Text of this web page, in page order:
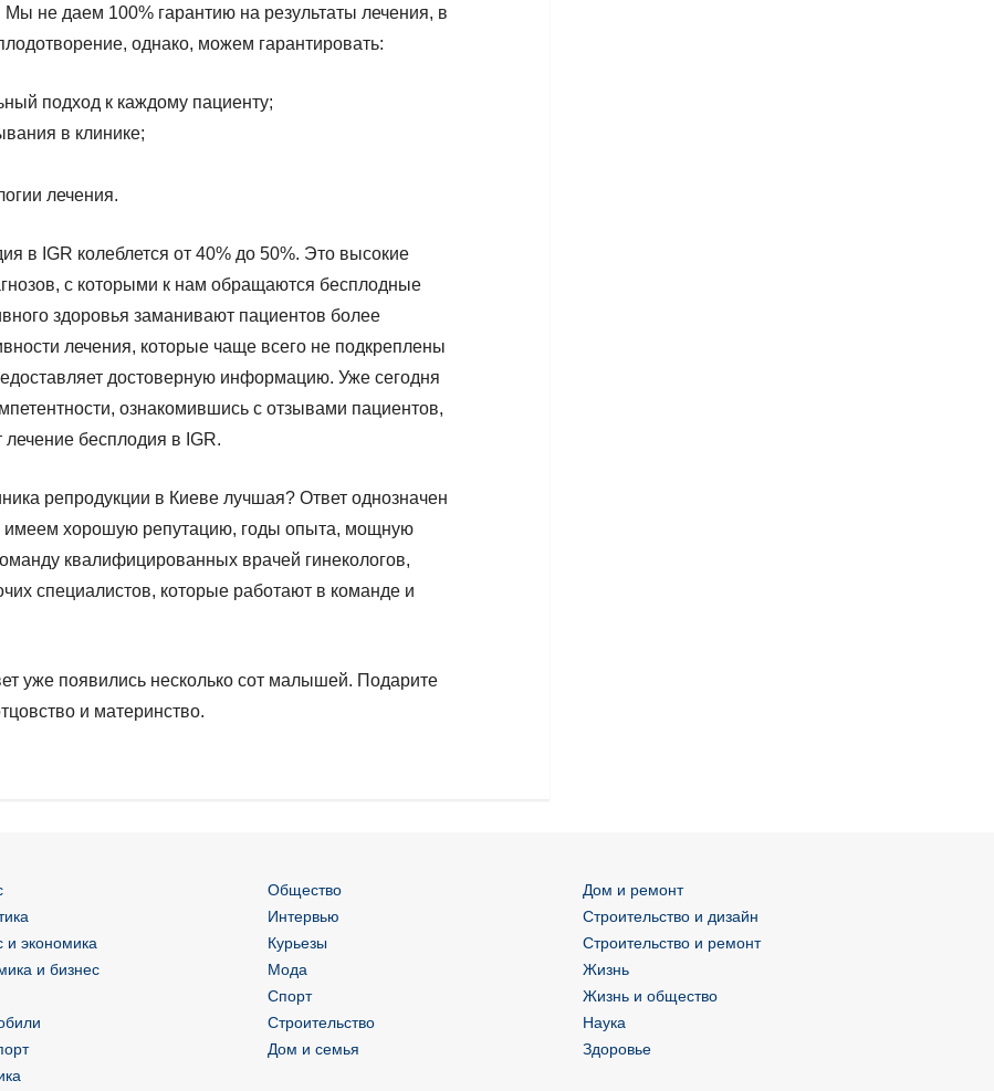
не даем 100% гарантию на результаты лечения, в
однако, можем гарантировать:
подход к каждому пациенту;
в клинике;
лечения.
в IGR колеблется от 40% до 50%. Это высокие
с которыми к нам обращаются бесплодные
здоровья заманивают пациентов более
лечения, которые чаще всего не подкреплены
достоверную информацию. Уже сегодня
ознакомившись с отзывами пациентов,
бесплодия в IGR.
репродукции в Киеве лучшая? Ответ однозначен
хорошую репутацию, годы опыта, мощную
квалифицированных врачей гинекологов,
специалистов, которые работают в команде и
уже появились несколько сот малышей. Подарите
и материнство.
и экономика
и бизнес
Общество
Интервью
Курьезы
Мода
Спорт
Строительство
Дом и семья
Дом и ремонт
Строительство и дизайн
Строительство и ремонт
Жизнь
Жизнь и общество
Наука
Здоровье